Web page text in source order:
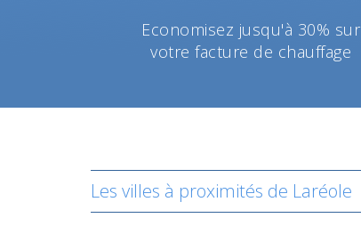
Economisez jusqu'à 30% sur
votre facture de chauffage
Les villes à proximités de Laréole